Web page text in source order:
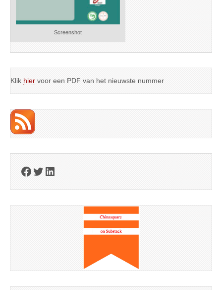
Screenshot
Klik hier voor een PDF van het nieuwste nummer
Facebook
Twitter
LinkedIn